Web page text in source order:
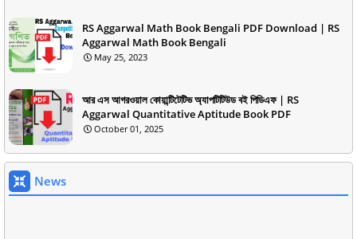
RS Aggarwal Math Book Bengali PDF Download | RS
Aggarwal Math Book Bengali
May 25, 2023
আর এস আগরওয়াল কোয়ান্টিটেটিভ অ্যাপটিটিউড বই পিডিএফ | RS
Aggarwal Quantitative Aptitude Book PDF
October 01, 2025
News